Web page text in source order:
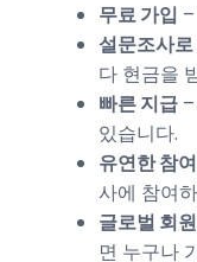
무료 가입
설문조사
다 현금을
빠른 지급
있습니다.
유연한 참여
사에 참여
글로벌 회원
면 누구나